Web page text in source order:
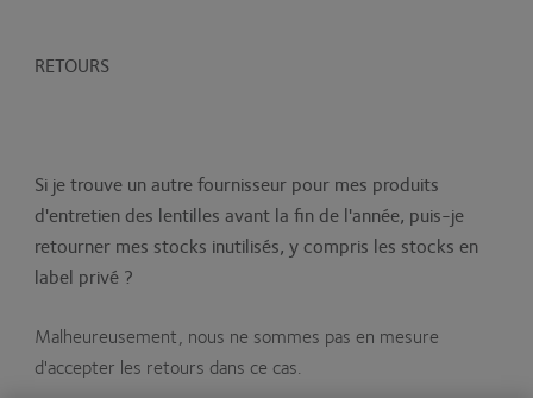
RETOURS
Si je trouve un autre fournisseur pour mes produits
d'entretien des lentilles avant la fin de l'année, puis-je
retourner mes stocks inutilisés, y compris les stocks en
label privé ?
Malheureusement, nous ne sommes pas en mesure
d'accepter les retours dans ce cas.